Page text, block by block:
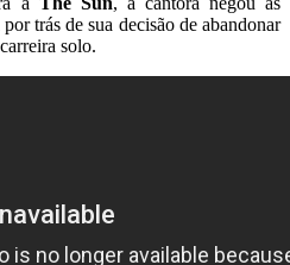
trás de sua decisão de abandonar
solo.